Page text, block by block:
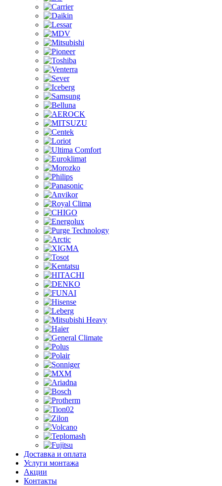
Доставка и оплата
Услуги монтажа
Акции
Контакты